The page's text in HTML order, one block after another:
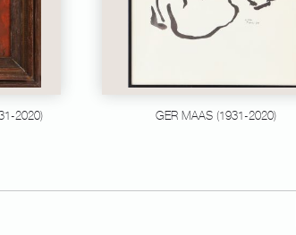
2020) GER MAAS (1931-2020)